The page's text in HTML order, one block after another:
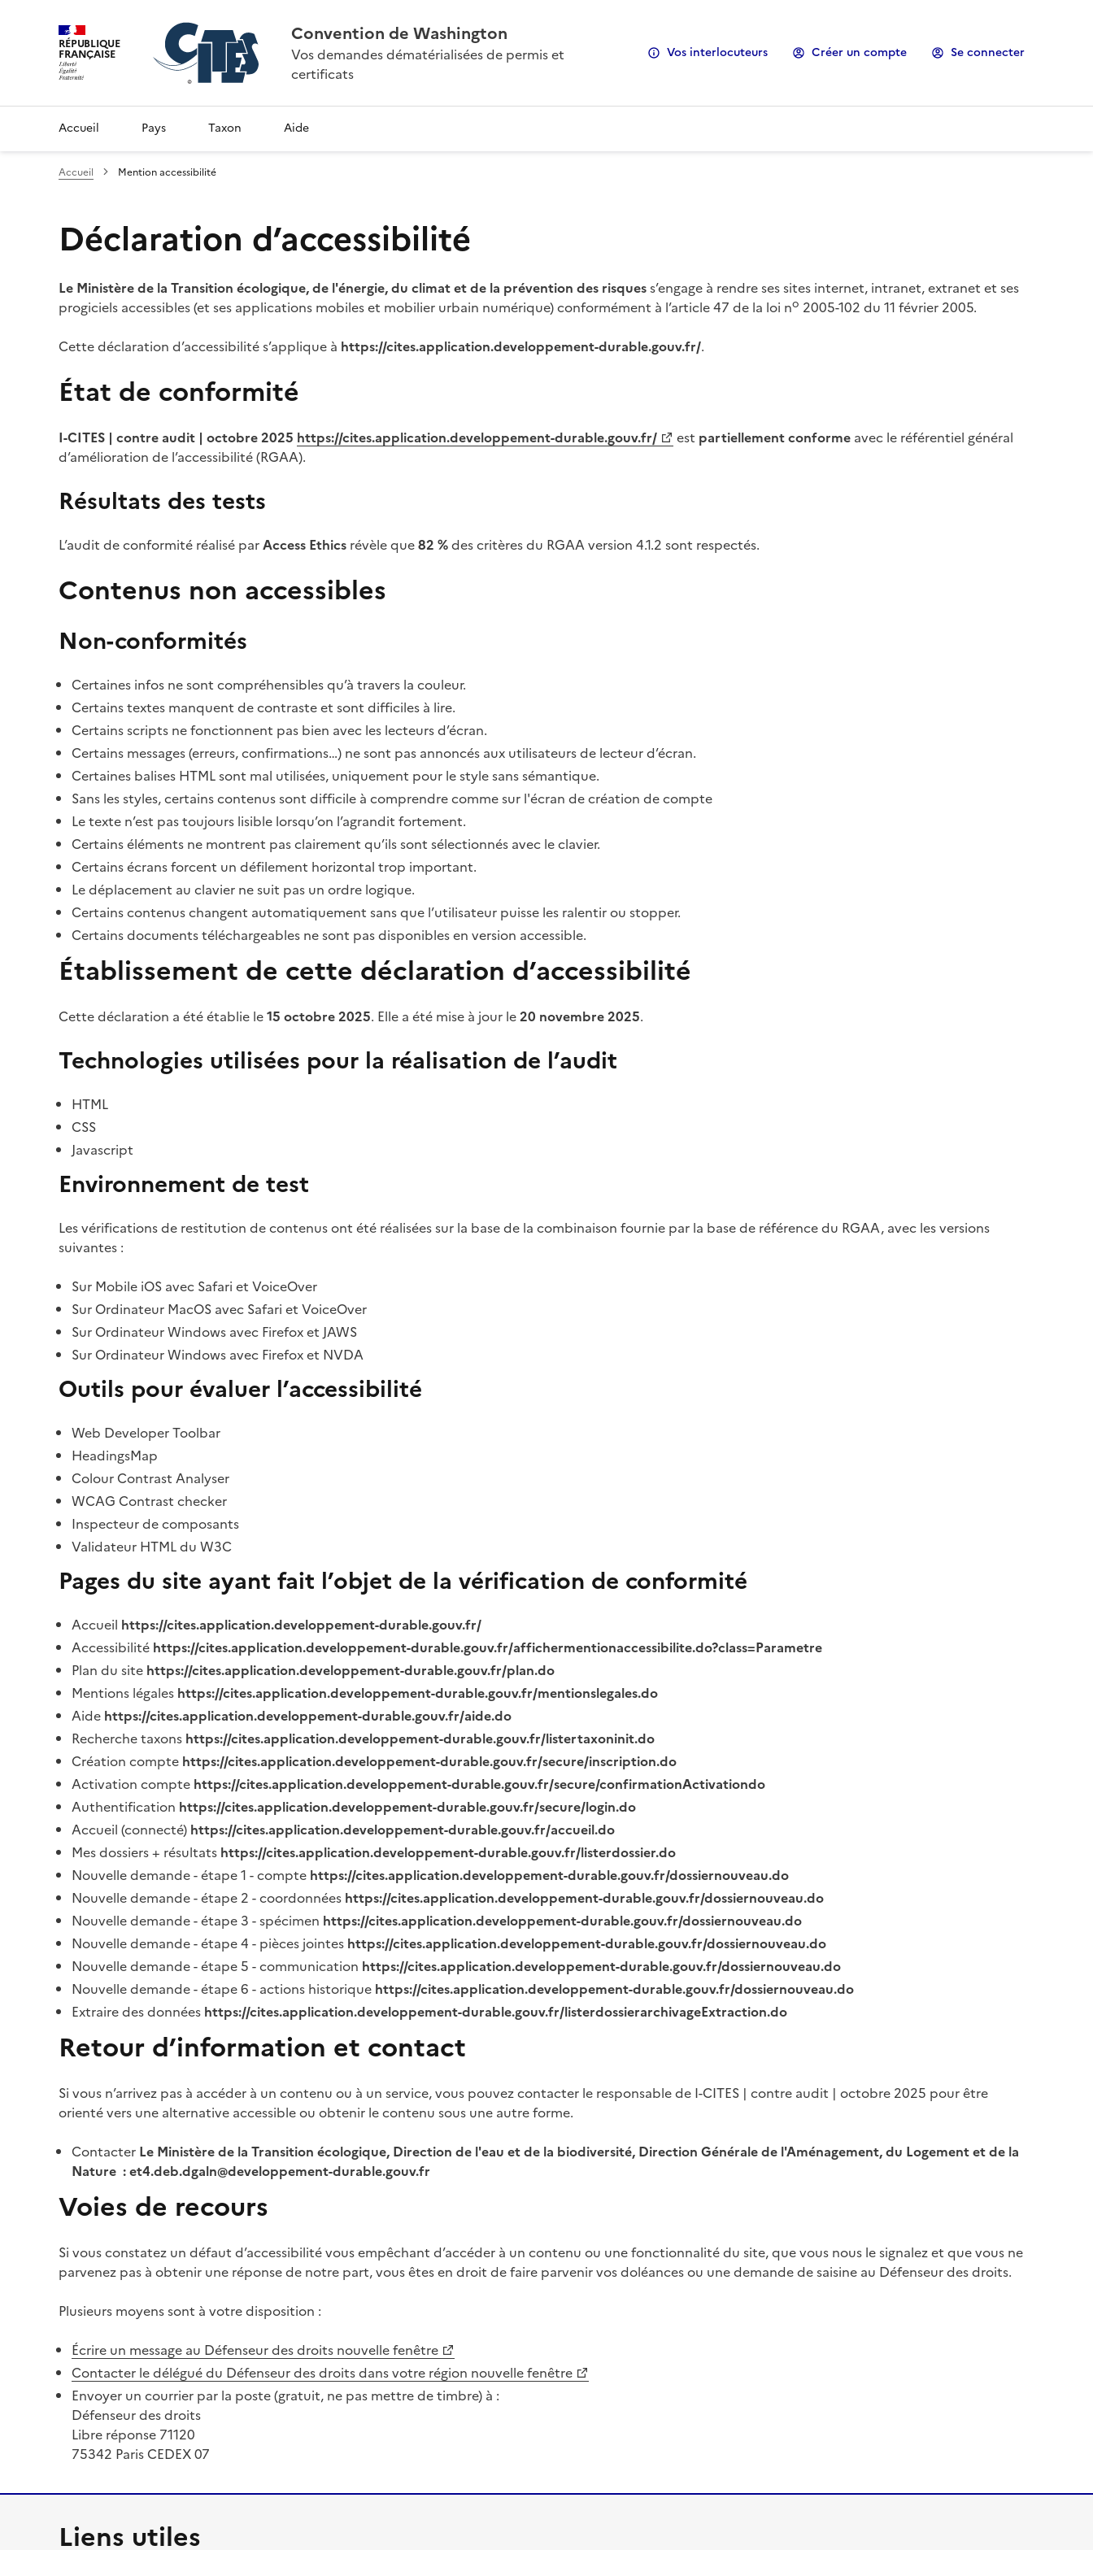
RÉPUBLIQUE
FRANÇAISE
Convention de Washington
Vos demandes dématérialisées de permis et
certificats
Vos interlocuteurs Créer un compte Se connecter
Accueil Pays Taxon Aide
Accueil Mention accessibilité
Déclaration d’accessibilité
Le Ministère de la Transition écologique, de l'énergie, du climat et de la prévention des risquess’engage à rendre ses sites internet, intranet, extranet et ses
progiciels accessibles (et ses applications mobiles et mobilier urbain numérique) conformément à l’article 47 de la loi no 2005-102 du 11 février 2005.
Cette déclaration d’accessibilité s’applique à https://cites.application.developpement-durable.gouv.fr/.
État de conformité
I-CITES | contre audit | octobre 2025 https://cites.application.developpement-durable.gouv.fr/ est partiellement conforme avec le référentiel général
d’amélioration de l’accessibilité (RGAA).
Résultats des tests
L’audit de conformité réalisé parAccess Ethics révèle que82 %des critères du RGAA version 4.1.2 sont respectés.
Contenus non accessibles
Non-conformités
Certaines infos ne sont compréhensibles qu’à travers la couleur.
Certains textes manquent de contraste et sont difficiles à lire.
Certains scripts ne fonctionnent pas bien avec les lecteurs d’écran.
Certains messages (erreurs, confirmations…) ne sont pas annoncés aux utilisateurs de lecteur d’écran.
Certaines balises HTML sont mal utilisées, uniquement pour le style sans sémantique.
Sans les styles, certains contenus sont difficile à comprendre comme sur l'écran de création de compte
Le texte n’est pas toujours lisible lorsqu’on l’agrandit fortement.
Certains éléments ne montrent pas clairement qu’ils sont sélectionnés avec le clavier.
Certains écrans forcent un défilement horizontal trop important.
Le déplacement au clavier ne suit pas un ordre logique.
Certains contenus changent automatiquement sans que l’utilisateur puisse les ralentir ou stopper.
Certains documents téléchargeables ne sont pas disponibles en version accessible.
Établissement de cette déclaration d’accessibilité
Cette déclaration a été établie le15 octobre 2025. Elle a été mise à jour le20 novembre 2025.
Technologies utilisées pour la réalisation de l’audit
HTML
CSS
Javascript
Environnement de test
Les vérifications de restitution de contenus ont été réalisées sur la base de la combinaison fournie par la base de référence du RGAA, avec les versions
suivantes :
Sur Mobile iOS avec Safari et VoiceOver
Sur Ordinateur MacOS avec Safari et VoiceOver
Sur Ordinateur Windows avec Firefox et JAWS
Sur Ordinateur Windows avec Firefox et NVDA
Outils pour évaluer l’accessibilité
Web Developer Toolbar
HeadingsMap
Colour Contrast Analyser
WCAG Contrast checker
Inspecteur de composants
Validateur HTML du W3C
Pages du site ayant fait l’objet de la vérification de conformité
Accueil https://cites.application.developpement-durable.gouv.fr/
Accessibilité https://cites.application.developpement-durable.gouv.fr/affichermentionaccessibilite.do?class=Parametre
Plan du site https://cites.application.developpement-durable.gouv.fr/plan.do
Mentions légales https://cites.application.developpement-durable.gouv.fr/mentionslegales.do
Aide https://cites.application.developpement-durable.gouv.fr/aide.do
Recherche taxons https://cites.application.developpement-durable.gouv.fr/listertaxoninit.do
Création compte https://cites.application.developpement-durable.gouv.fr/secure/inscription.do
Activation compte https://cites.application.developpement-durable.gouv.fr/secure/confirmationActivationdo
Authentification https://cites.application.developpement-durable.gouv.fr/secure/login.do
Accueil (connecté) https://cites.application.developpement-durable.gouv.fr/accueil.do
Mes dossiers + résultats https://cites.application.developpement-durable.gouv.fr/listerdossier.do
Nouvelle demande - étape 1 - compte https://cites.application.developpement-durable.gouv.fr/dossiernouveau.do
Nouvelle demande - étape 2 - coordonnées https://cites.application.developpement-durable.gouv.fr/dossiernouveau.do
Nouvelle demande - étape 3 - spécimen https://cites.application.developpement-durable.gouv.fr/dossiernouveau.do
Nouvelle demande - étape 4 - pièces jointes https://cites.application.developpement-durable.gouv.fr/dossiernouveau.do
Nouvelle demande - étape 5 - communication https://cites.application.developpement-durable.gouv.fr/dossiernouveau.do
Nouvelle demande - étape 6 - actions historique https://cites.application.developpement-durable.gouv.fr/dossiernouveau.do
Extraire des données https://cites.application.developpement-durable.gouv.fr/listerdossierarchivageExtraction.do
Retour d’information et contact
Si vous n’arrivez pas à accéder à un contenu ou à un service, vous pouvez contacter le responsable de I-CITES | contre audit | octobre 2025 pour être
orienté vers une alternative accessible ou obtenir le contenu sous une autre forme.
Contacter Le Ministère de la Transition écologique, Direction de l'eau et de la biodiversité, Direction Générale de l'Aménagement, du Logement et de la
Nature : et4.deb.dgaln@developpement-durable.gouv.fr
Voies de recours
Si vous constatez un défaut d’accessibilité vous empêchant d’accéder à un contenu ou une fonctionnalité du site, que vous nous le signalez et que vous ne
parvenez pas à obtenir une réponse de notre part, vous êtes en droit de faire parvenir vos doléances ou une demande de saisine au Défenseur des droits.
Plusieurs moyens sont à votre disposition :
Écrire un message au Défenseur des droits nouvelle fenêtre
Contacter le délégué du Défenseur des droits dans votre région nouvelle fenêtre
Envoyer un courrier par la poste (gratuit, ne pas mettre de timbre) à :
Défenseur des droits
Libre réponse 71120
75342 Paris CEDEX 07
Liens utiles